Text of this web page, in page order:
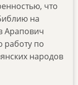
что
на
Арапович
по
народов